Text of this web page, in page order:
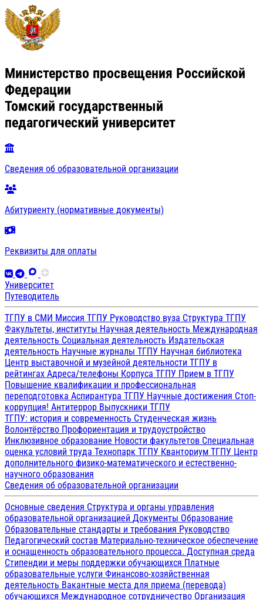
Министерство просвещения Российской
Федерации
Томский государственный
педагогический университет
Сведения об образовательной организации
Абитуриенту (нормативные документы)
Реквизиты для оплаты
Университет
Путеводитель
ТГПУ в СМИ Миссия ТГПУ Руководство вуза Структура ТГПУ
Факультеты, институты Научная деятельность Международная
деятельность Социальная деятельность Издательская
деятельность Научные журналы ТГПУ Научная библиотека
Центр выставочной и музейной деятельности ТГПУ в
рейтингах Адреса/телефоны Корпуса ТГПУ Прием в ТГПУ
Повышение квалификации и профессиональная
переподготовка Аспирантура ТГПУ Научные достижения Стоп-
коррупция! Антитеррор Выпускники ТГПУ
ТГПУ: история и современность Студенческая жизнь
Волонтёрство Профориентация и трудоустройство
Инклюзивное образование Новости факультетов Специальная
оценка условий труда Технопарк ТГПУ Кванториум ТГПУ Центр
дополнительного физико-математического и естественно-
научного образования
Сведения об образовательной организации
Основные сведения Структура и органы управления
образовательной организацией Документы Образование
Образовательные стандарты и требования Руководство
Педагогический состав Материально-техническое обеспечение
и оснащенность образовательного процесса. Доступная среда
Стипендии и меры поддержки обучающихся Платные
образовательные услуги Финансово-хозяйственная
деятельность Вакантные места для приема (перевода)
обучающихся Международное сотрудничество Организация